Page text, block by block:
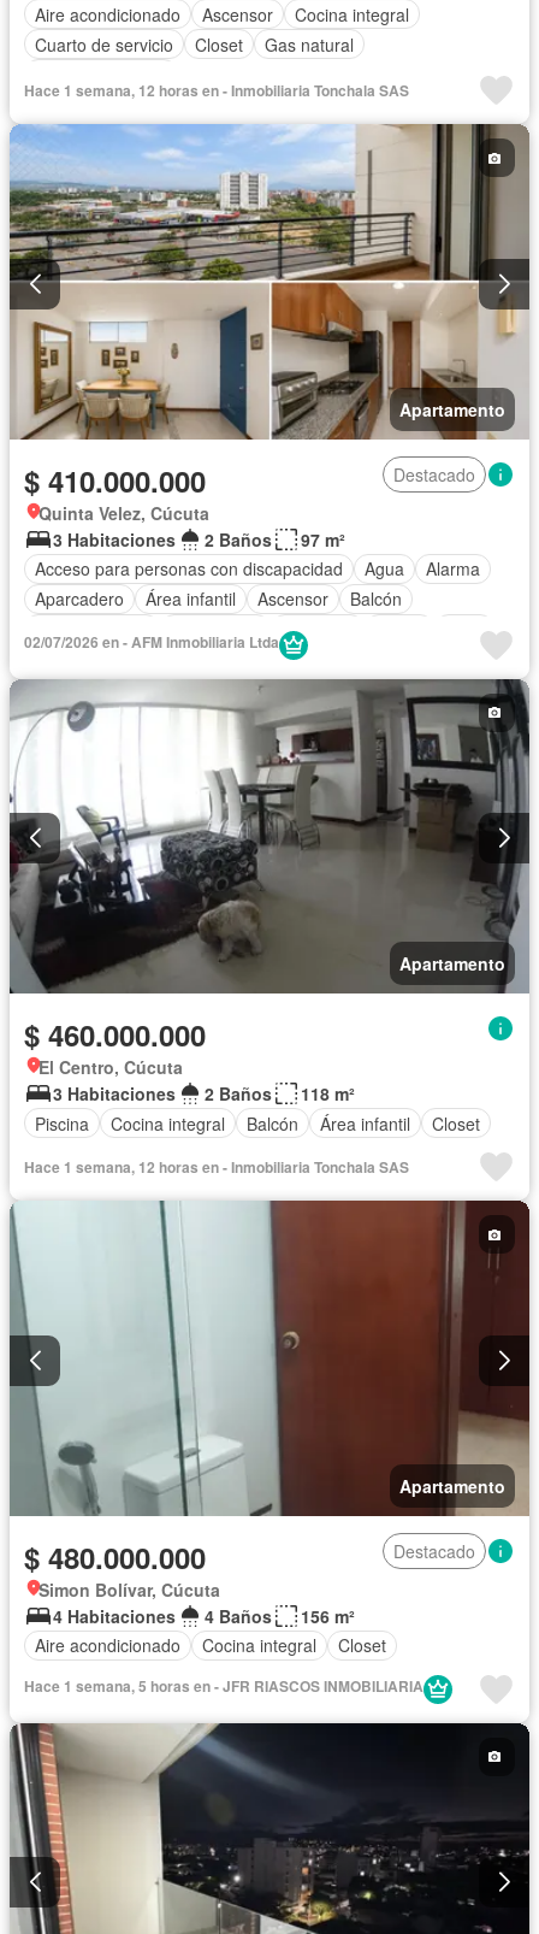
Aire acondicionado
Ascensor
Cocina integral
Cuarto de servicio
Closet
Gas natural
Hace 1 semana, 12 horas en - Inmobiliaria Tonchala SAS
Apartamento
$ 410.000.000
Destacado
Quinta Velez, Cúcuta
3 Habitaciones
2 Baños
97 m²
Acceso para personas con discapacidad
Agua
Alarma
Aparcadero
Área infantil Ascensor
Balcón
Gimnasio
Patio
Vista panorámica
02/07/2026 en - AFM Inmobiliaria Ltda
Apartamento
$ 460.000.000
El Centro, Cúcuta
3 Habitaciones
2 Baños
118 m²
Piscina
Cocina integral Balcón Área infantil Closet
Hace 1 semana, 12 horas en - Inmobiliaria Tonchala SAS
Apartamento
$ 480.000.000
Destacado
Simon Bolívar, Cúcuta
4 Habitaciones
4 Baños
156 m²
Aire acondicionado
Cocina integral Closet
Hace 1 semana, 5 horas en - JFR RIASCOS INMOBILIARIA